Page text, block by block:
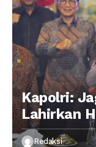
Kapolri:
Lahirkan
Berikutnya
Redaksi